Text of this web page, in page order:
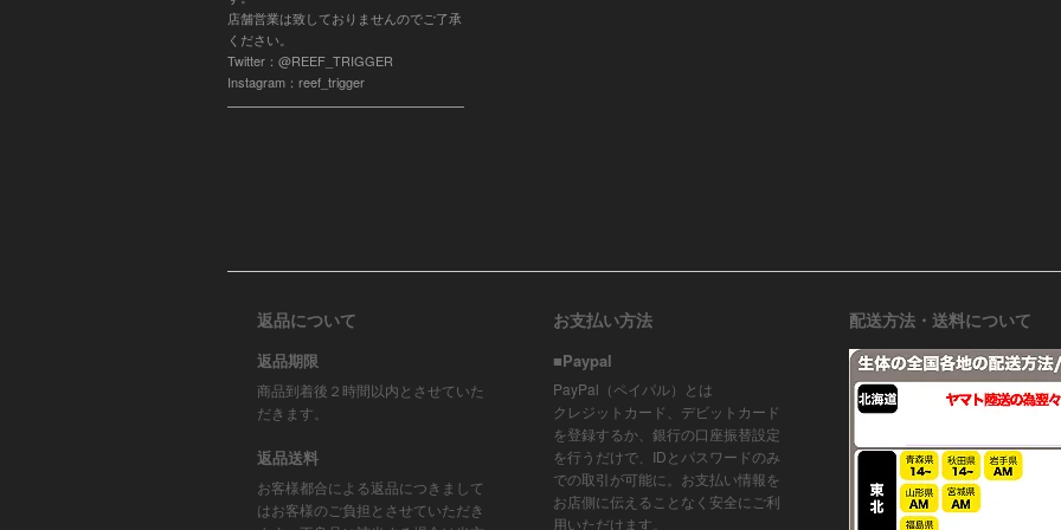
店舗営業は致しておりませんのでご了承
ください。
Twitter：@REEF_TRIGGER
Instagram：reef_trigger
返品について
返品期限
商品到着後２時間以内とさせていた
だきます。
返品送料
お客様都合による返品につきまして
はお客様のご負担とさせていただき
お支払い方法
■Paypal
PayPal（ペイパル）とは
クレジットカード、デビットカード
を登録するか、銀行の口座振替設定
を行うだけで、IDとパスワードのみ
での取引が可能に。お支払い情報を
お店側に伝えることなく安全にご利
用いただけます。
配送方法・送料について